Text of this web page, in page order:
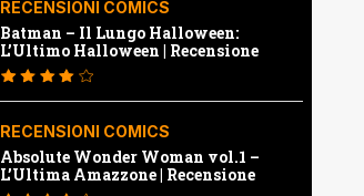
RECENSIONI COMICS
Batman – Il Lungo Halloween:
L’Ultimo Halloween | Recensione
RECENSIONI COMICS
Absolute Wonder Woman vol.1 –
L’Ultima Amazzone | Recensione